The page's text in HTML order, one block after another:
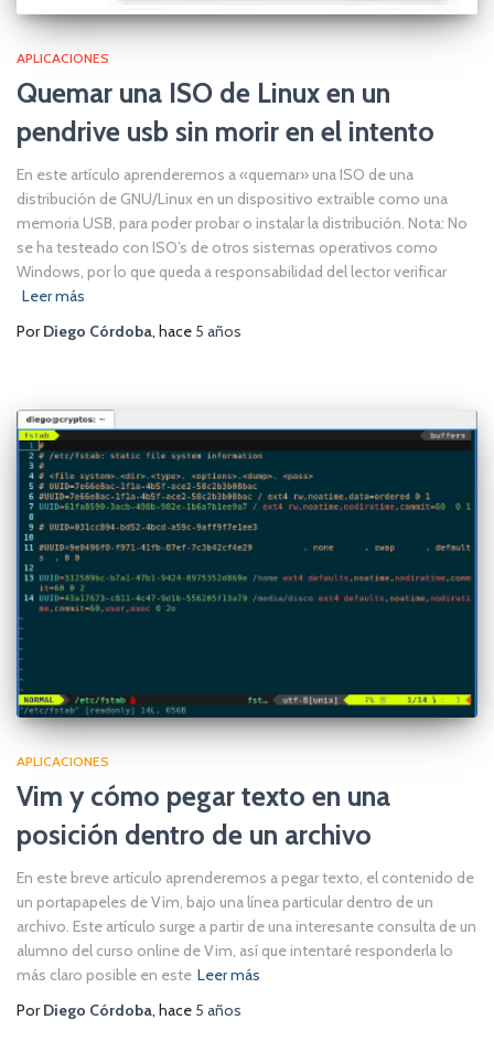
APLICACIONES
Quemar una ISO de Linux en un
pendrive usb sin morir en el intento
En este artículo aprenderemos a «quemar» una ISO de una
distribución de GNU/Linux en un dispositivo extraible como una
memoria USB, para poder probar o instalar la distribución. Nota: No
se ha testeado con ISO’s de otros sistemas operativos como
Windows, por lo que queda a responsabilidad del lector verificar
Leer más
PorDiego Córdoba, hace 5 años
APLICACIONES
Vim y cómo pegar texto en una
posición dentro de un archivo
En este breve artículo aprenderemos a pegar texto, el contenido de
un portapapeles de Vim, bajo una línea particular dentro de un
archivo. Este artículo surge a partir de una interesante consulta de un
alumno del curso online de Vim, así que intentaré responderla lo
más claro posible en este Leer más
PorDiego Córdoba, hace 5 años